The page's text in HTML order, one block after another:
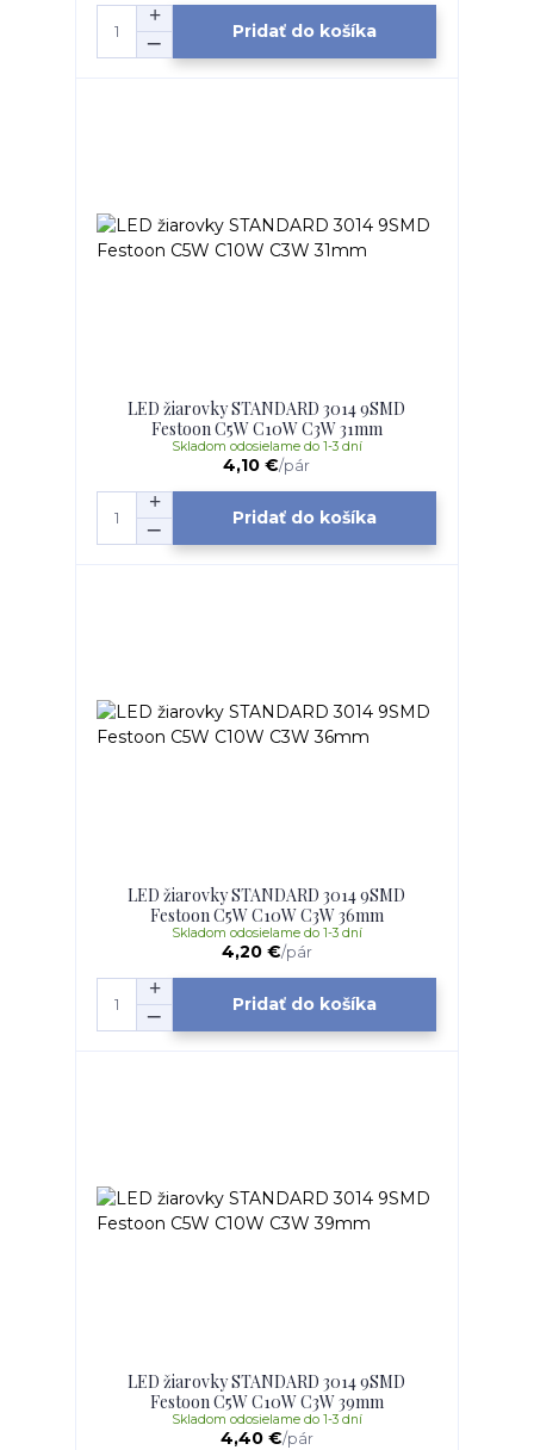
Pridať do košíka
LED žiarovky STANDARD 3014 9SMD
Festoon C5W C10W C3W 31mm
4,10 €/pár
Skladom odosielame do 1-3 dní
Pridať do košíka
LED žiarovky STANDARD 3014 9SMD
Festoon C5W C10W C3W 36mm
4,20 €/pár
Skladom odosielame do 1-3 dní
Pridať do košíka
LED žiarovky STANDARD 3014 9SMD
Festoon C5W C10W C3W 39mm
4,40 €/pár
Skladom odosielame do 1-3 dní